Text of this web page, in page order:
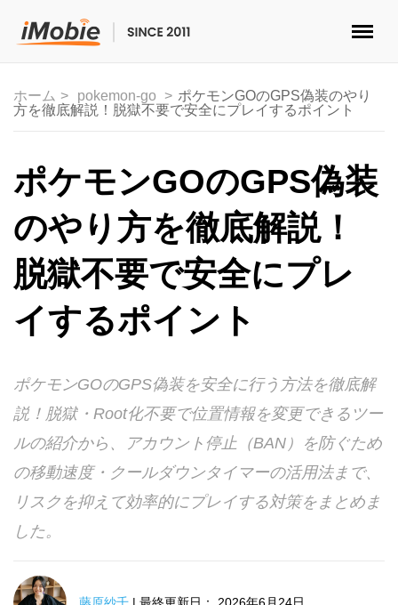
ロック解除&データ復元
マルチメディア
便利ツール
ソリューション
ストア
ダウンロード
サポート
言語選択
ホーム pokemon-go
ポケモンGOのGPS偽装のやり
方を徹底解説！脱獄不要で安全にプレイするポイント
ポケモンGOのGPS偽装
のやり方を徹底解説！
脱獄不要で安全にプレ
イするポイント
ポケモンGOのGPS偽装を安全に行う方法を徹底解
説！脱獄・Root化不要で位置情報を変更できるツー
ルの紹介から、アカウント停止（BAN）を防ぐため
の移動速度・クールダウンタイマーの活用法まで、
リスクを抑えて効率的にプレイする対策をまとめま
した。